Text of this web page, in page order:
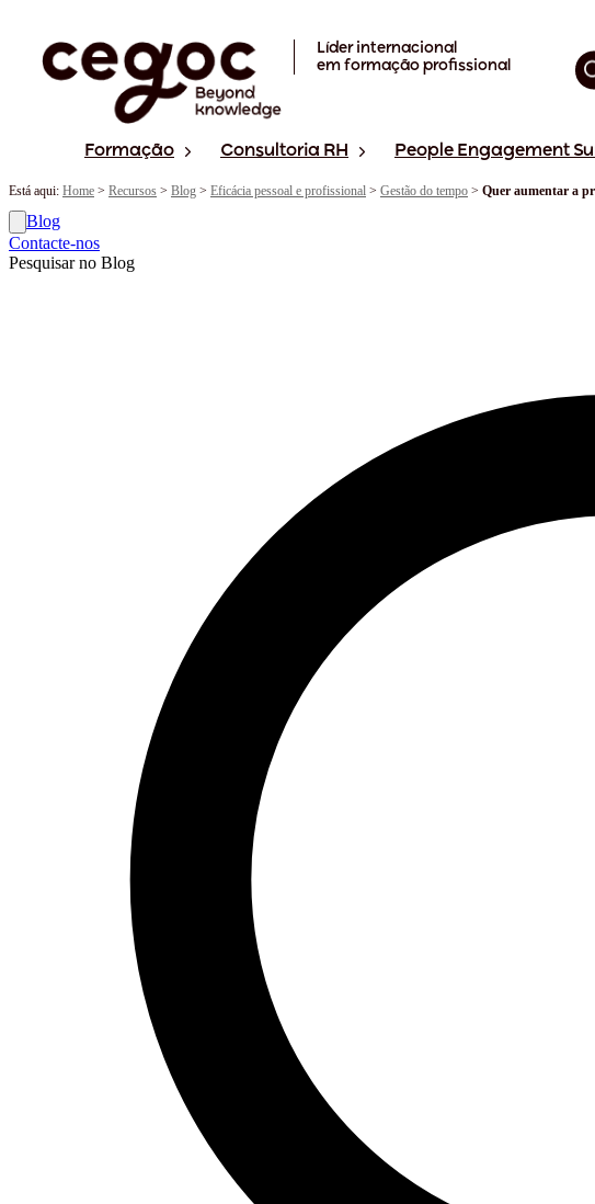
Líder internacional
em formação profissional
Formação Consultoria RH People Engagement
Está aqui: Home > Recursos > Blog > Eficácia pessoal e profissional > Gestão do tempo > Quer aumentar a
Blog
Contacte-nos
Pesquisar no Blog